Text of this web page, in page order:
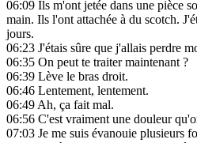
06:09 Ils m'ont jetée dans une pièce
main. Ils l'ont attachée à du scotch.
jours.
06:23 J'étais sûre que j'allais perdre
06:35 On peut te traiter maintenant ?
06:39 Lève le bras droit.
06:46 Lentement, lentement.
06:49Ah, ça fait mal.
06:56 C'est vraiment une douleur
07:03 Je me suis évanouie plusieurs